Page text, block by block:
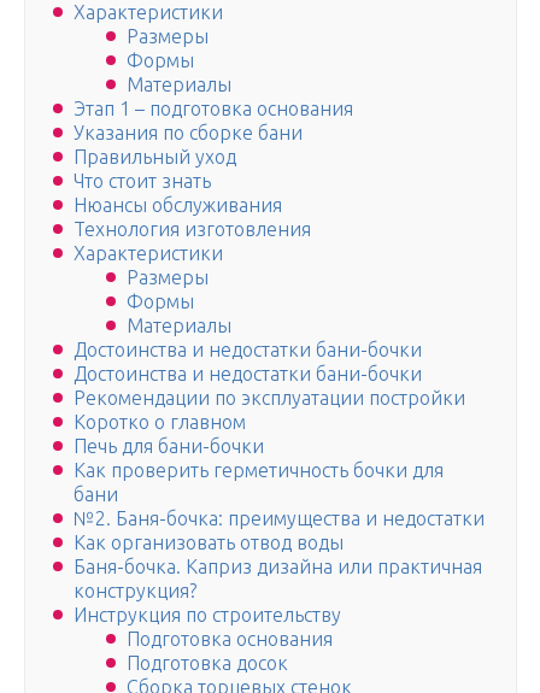
Характеристики
Размеры
Формы
Материалы
Этап 1 – подготовка основания
Указания по сборке бани
Правильный уход
Что стоит знать
Нюансы обслуживания
Технология изготовления
Характеристики
Размеры
Формы
Материалы
Достоинства и недостатки бани-бочки
Достоинства и недостатки бани-бочки
Рекомендации по эксплуатации постройки
Коротко о главном
Печь для бани-бочки
Как проверить герметичность бочки для
бани
№2. Баня-бочка: преимущества и недостатки
Как организовать отвод воды
Баня-бочка. Каприз дизайна или практичная
конструкция?
Инструкция по строительству
Подготовка основания
Подготовка досок
Сборка торцевых стенок